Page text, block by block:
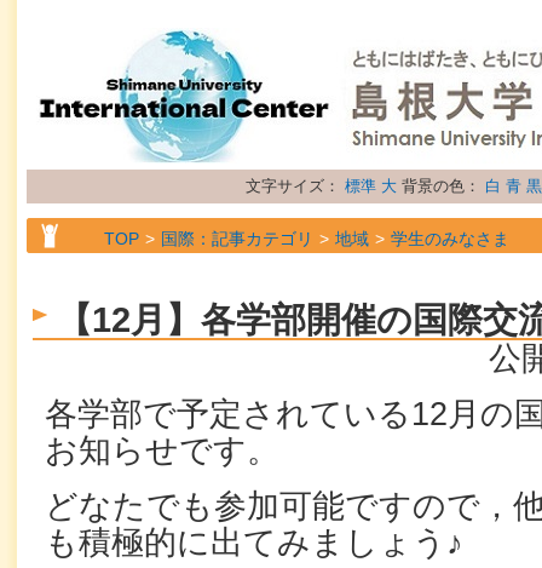
文字サイズ： 標準 大 背景の色： 白 青 黒
TOP 国際：記事カテゴリ 地域 学生のみなさま
TOP 国際：記事カテゴリ 地域 研究者のみなさま
【12月】各学部開催の国際交
公
各学部で予定されている12月の
お知らせです。
どなたでも参加可能ですので，
も積極的に出てみましょう♪